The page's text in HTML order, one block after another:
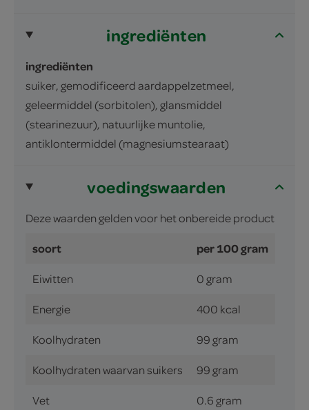
ingrediënten
ingrediënten
suiker, gemodificeerd aardappelzetmeel,
geleermiddel (sorbitolen), glansmiddel
(stearinezuur), natuurlijke muntolie,
antiklontermiddel (magnesiumstearaat)
voedingswaarden
Deze waarden gelden voor het onbereide product
soort per 100 gram
Eiwitten 0 gram
Energie 400 kcal
Koolhydraten 99 gram
Koolhydraten waarvan suikers 99 gram
Vet 0.6 gram